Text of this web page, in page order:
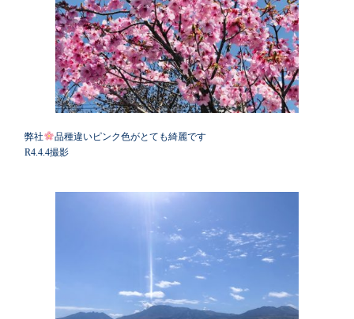
弊社
品種違いピンク色がとても綺麗です
R4.4.4撮影